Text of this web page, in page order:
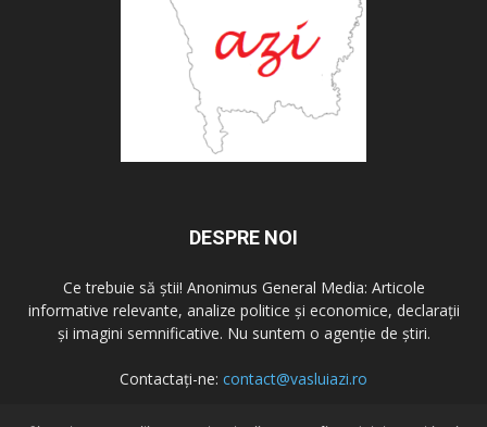
DESPRE NOI
Ce trebuie să știi! Anonimus General Media: Articole
informative relevante, analize politice și economice, declarații
și imagini semnificative. Nu suntem o agenție de știri.
Contactați-ne: contact@vasluiazi.ro